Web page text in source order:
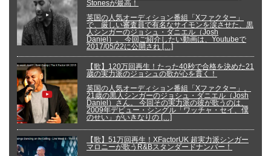
Stonesが最高！
英国の人気オーディション番組「Xファクター」
で、厳しい審査員で有名なサイモンを涙させた、黒
人シンガーのジョシュ・ダニエル（Josh
Daniel）。 今回ご紹介したい動画は、Youtubeで
2017/05/22に公開され […]
【歌】120万回再生！たった40秒で合格を決めた21
歳の実力派のジョシュの歌が心を貫く！
英国の人気オーディション番組「Xファクター」。
21歳の黒人シンガーのジョシュ・ダニエル（Josh
Daniel）さん。 今回その実力派の彼が歌うのは、
2009年デビュー・シングル「ワッチャ・セイ、僕
のせい」がいきなりの […]
【歌】51万回再生！XFactorUK 超実力派シンガー
マロニーが歌うR&Bスタンダードナンバー！